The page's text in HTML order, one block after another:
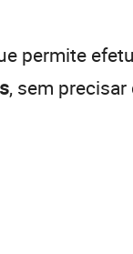
permite
, sem